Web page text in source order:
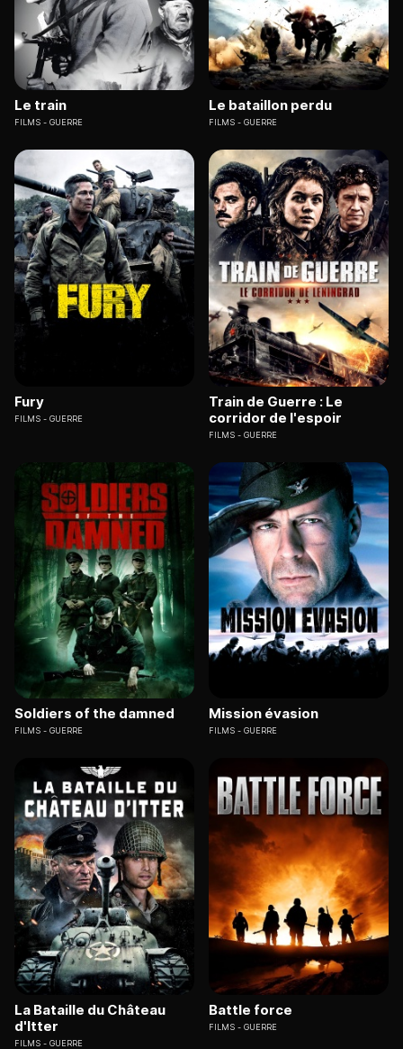
Le train
FILMS GUERRE
Le bataillon perdu
FILMS GUERRE
Fury
FILMS GUERRE
Train de Guerre : Le
corridor de l'espoir
FILMS GUERRE
Soldiers of the damned
FILMS GUERRE
Mission évasion
FILMS GUERRE
La Bataille du Château
d'Itter
FILMS GUERRE
Battle force
FILMS GUERRE